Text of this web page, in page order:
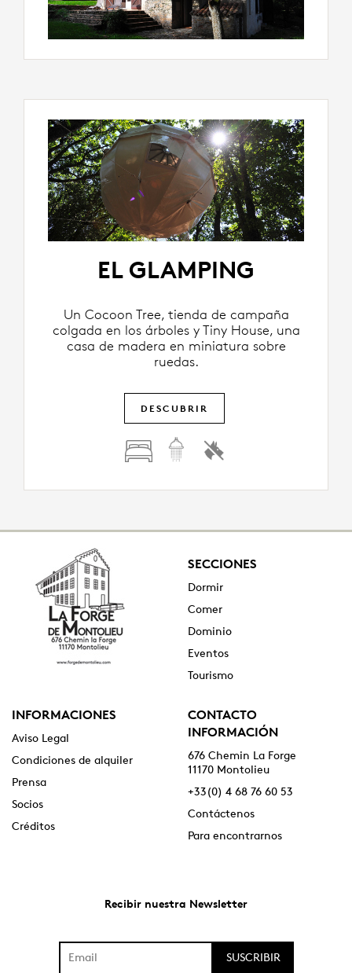
EL GLAMPING
Un Cocoon Tree, tienda de campaña
colgada en los árboles y Tiny House, una
casa de madera en miniatura sobre
ruedas.
DESCUBRIR
SECCIONES
Dormir
Comer
Dominio
Eventos
Tourismo
INFORMACIONES
Aviso Legal
Condiciones de alquiler
Prensa
Socios
Créditos
CONTACTO
INFORMACIÓN
676 Chemin La Forge
11170 Montolieu
+33(0) 4 68 76 60 53
Contáctenos
Para encontrarnos
Recibir nuestra Newsletter